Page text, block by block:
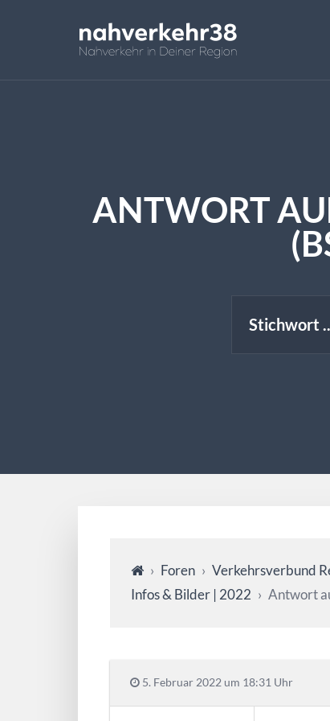
ANTWORT
› Foren › Verkehrsverbund
Infos & Bilder | 2022 › Antwort
5. Februar 2022 um 18:31 Uhr